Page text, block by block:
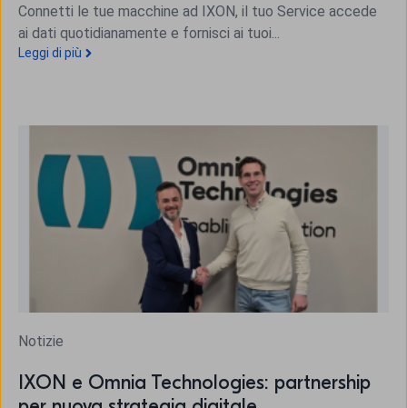
Connetti le tue macchine ad IXON, il tuo Service accede
ai dati quotidianamente e fornisci ai tuoi...
Leggi di più
Notizie
IXON e Omnia Technologies: partnership